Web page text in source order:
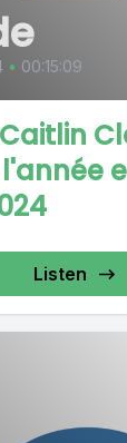
• 00:15:09
Caitlin
Listen